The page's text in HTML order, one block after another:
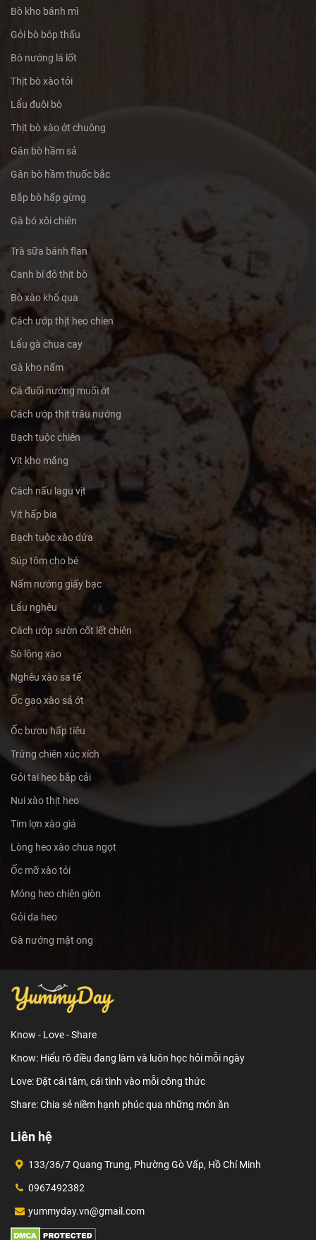
Bò kho bánh mì
Gỏi bò bóp thấu
Bò nướng lá lốt
Thịt bò xào tỏi
Lẩu đuôi bò
Thịt bò xào ớt chuông
Gân bò hầm sả
Gân bò hầm thuốc bắc
Bắp bò hấp gừng
Gà bó xôi chiên
Trà sữa bánh flan
Canh bí đỏ thịt bò
Bò xào khổ qua
Cách ướp thịt heo chien
Lẩu gà chua cay
Gà kho nấm
Cá đuối nướng muối ớt
Cách ướp thịt trâu nướng
Bạch tuộc chiên
Vịt kho măng
Cách nấu lagu vịt
Vịt hấp bia
Bạch tuộc xào dứa
Súp tôm cho bé
Nấm nướng giấy bạc
Lẩu nghêu
Cách ướp sườn cốt lết chiên
Sò lông xào
Nghêu xào sa tế
Ốc gạo xào sả ớt
Ốc bươu hấp tiêu
Trứng chiên xúc xích
Gỏi tai heo bắp cải
Nui xào thịt heo
Tim lợn xào giá
Lòng heo xào chua ngọt
Ốc mỡ xào tỏi
Móng heo chiên giòn
Gỏi da heo
Gà nướng mật ong
Know - Love - Share
Know: Hiểu rõ điều đang làm và luôn học hỏi mỗi ngày
Love: Đặt cái tâm, cái tình vào mỗi công thức
Share: Chia sẻ niềm hạnh phúc qua những món ăn
Liên hệ
133/36/7 Quang Trung, Phường Gò Vấp, Hồ Chí Minh
0967492382
yummyday.vn@gmail.com